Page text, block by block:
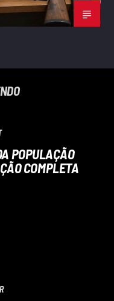
POPULAÇÃO
COMPLETA